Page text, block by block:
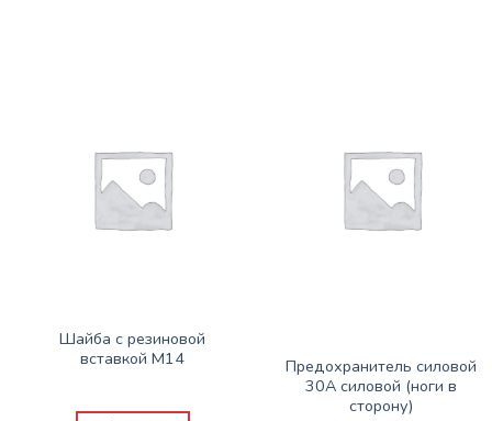
Шайба с резиновой
вставкой М14
Предохранитель силовой
30А силовой (ноги в
сторону)